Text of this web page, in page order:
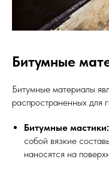
Битумные
Битумные материалы
распространенных для
Битумные мастики:
собой вязкие
наносятся на